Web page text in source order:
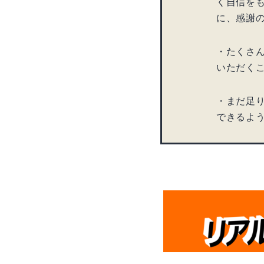
に、感謝
・たくさ
いただく
・まだ足
できるよ